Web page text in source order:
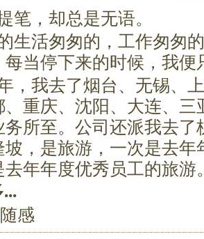
，却总是无语。
匆匆的，工作匆匆的
当停下来的时候，我便
去了烟台、无锡、上
、重庆、沈阳、大连、
务所至。公司还派我去
，是旅游，一次是去年
年年度优秀员工的旅游
随感